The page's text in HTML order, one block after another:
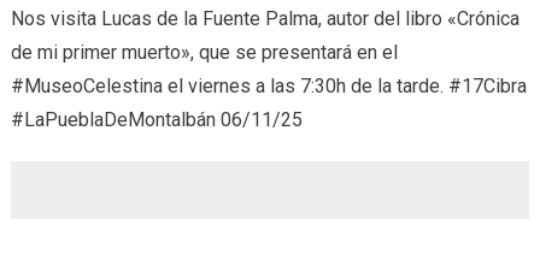
de
Nos visita Lucas de la Fuente Palma, autor del libro «Crónica
de mi primer muerto», que se presentará en el
#MuseoCelestina el viernes a las 7:30h de la tarde. #17Cibra
#LaPueblaDeMontalbán 06/11/25